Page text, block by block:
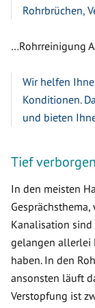
Rohrbrüchen,
…Rohrreinigung
Wir helfen
Konditionen.
und bieten
Tief
In den meisten
Kanalisation sind
gelangen allerlei
haben. In den
ansonsten läuft
Verstopfung ist